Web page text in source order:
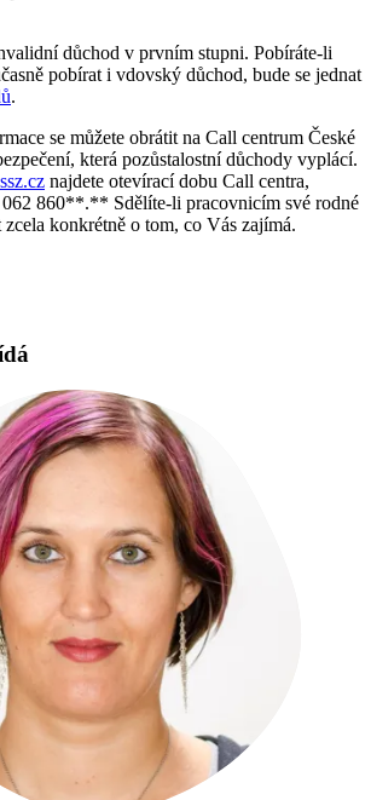
důchod v prvním stupni. Pobíráte-li
pobírat i vdovský důchod, bude se jednat
.
se můžete obrátit na Call centrum České
která pozůstalostní důchody vyplácí.
najdete otevírací dobu Call centra,
860**.** Sdělíte-li pracovnicím své rodné
zcela konkrétně o tom, co Vás zajímá.